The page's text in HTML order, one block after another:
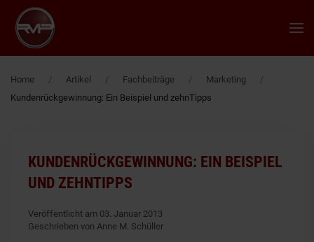
Zum Hauptinhalt springen
Home Artikel Fachbeiträge
Marketing
Kundenrückgewinnung: Ein Beispiel und zehnTipps
KUNDENRÜCKGEWINNUNG: EIN BEISPIEL
UND ZEHNTIPPS
Veröffentlicht am 03. Januar 2013
Geschrieben von Anne M. Schüller